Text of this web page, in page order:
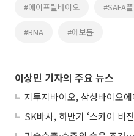
#에이프릴바이오 #SAFA
#RNA #에보뮨
이상민 기자의 주요 뉴스